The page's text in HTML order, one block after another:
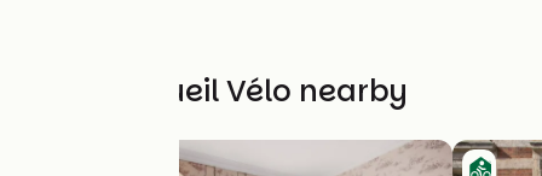
Other Accueil Vélo nearby